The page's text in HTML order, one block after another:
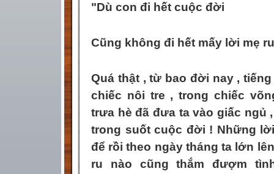
"Dù con đi hết cuộc đời
Cũng không đi hết mấy lời mẹ
Quá thật , từ bao đời nay ,
chiếc nôi tre , trong chiếc
trưa hè đã đưa ta vào giấc ngủ
trong suốt cuộc đời ! Những
để rồi theo ngày tháng ta lớn
ru nào cũng thắm đượm